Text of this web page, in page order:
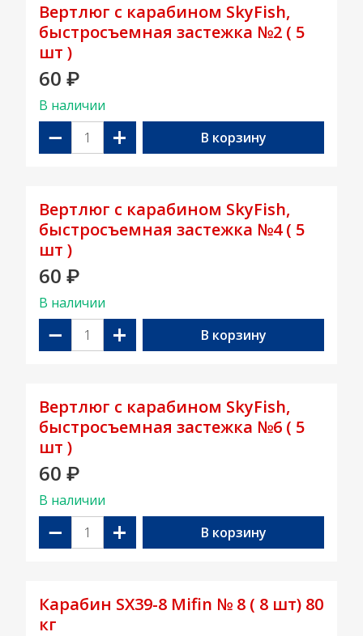
Вертлюг с карабином SkyFish,
быстросъемная застежка №2 ( 5
шт )
60 ₽
В наличии
− + В корзину
Вертлюг с карабином SkyFish,
быстросъемная застежка №4 ( 5
шт )
60 ₽
В наличии
− + В корзину
Вертлюг с карабином SkyFish,
быстросъемная застежка №6 ( 5
шт )
60 ₽
В наличии
− + В корзину
Карабин SX39-8 Mifin № 8 ( 8 шт) 80
кг